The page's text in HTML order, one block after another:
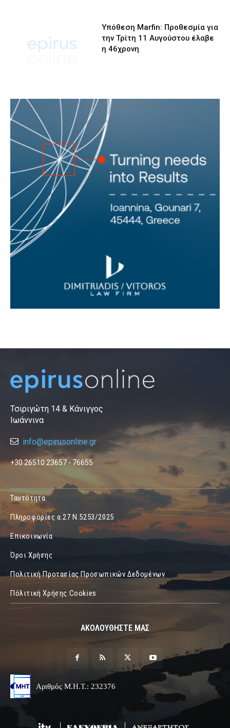
Υπόθεση Marfin: Προθεσμία για
την Τρίτη 11 Αυγούστου έλαβε
η 46χρονη
Τσιριγώτη 14 & Κάνιγγος
Ιωάννινα
info@epirusonline.gr
+30 26510 23657 - 76655
Ταυτότητα
Πληροφορίες α.27 Ν.5253/2025
Επικοινωνία
Όροι Χρήσης
Πολιτική Προτασίας Προσωπικών Δεδομένων
Πόλιτική Χρήσης Cookies
ΑΚΟΛΟΥΘΗΣΤΕ ΜΑΣ
Αριθμός Μ.Η.Τ.: 232376